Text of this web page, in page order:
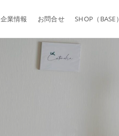
企業情報 お問合せ SHOP（BASE）